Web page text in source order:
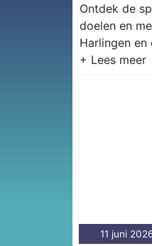
Ontdek de
doelen en
Harlingen en
11 juni